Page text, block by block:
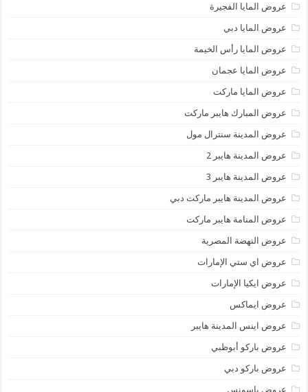
عروض المايا الفجيرة
عروض المايا دبي
عروض المايا رأس الخيمة
عروض المايا عجمان
عروض المايا ماركت
عروض المبارك هايبر ماركت
عروض المدينة سنترال مول
عروض المدينة هايبر 2
عروض المدينة هايبر 3
عروض المدينة هايبر ماركت دبي
عروض المنامة هايبر ماركت
عروض النهضة المصرية
عروض اي ستي الإمارات
عروض ايكيا الإمارات
عروض ايماكس
عروض اينس المدينة هايبر
عروض باركو أبوظبي
عروض باركو دبي
عروض باسونس